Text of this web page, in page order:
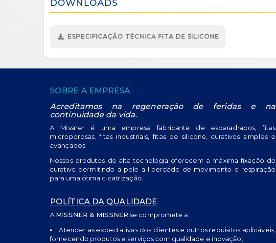
DOWNLOADS
ESPECIFICAÇÃO TÉCNICA FITA DE SILICONE
SOBRE A EMPRESA
Acreditamos na regeneração de feridas e na
continuidade da vida.
A Missner é uma empresa fabricante de esparadrapos, fitas
microporosas, fitas industriais, fitas de silicone, curativos simples e
avançados.
Nossos produtos de alta tecnologia oferecem a máxima fixação do
curativo permitindo a pele a liberdade de movimento e respiração
para uma ótima cicatrização.
POLÍTICA DA QUALIDADE
A MISSNER & MISSNER se compromete a:
Atender as expectativas dos clientes e outros requisitos aplicáveis,
fornecendo produtos e serviços com qualidade e inovação;